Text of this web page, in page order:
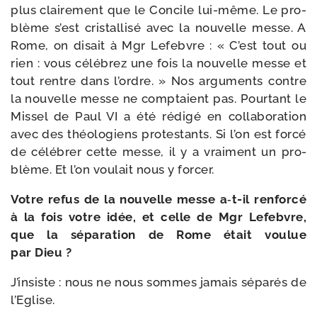
plus clai­re­ment que le Concile lui-​même. Le pro­
blème s’est cris­tal­li­sé avec la nou­velle messe. A
Rome, on disait à Mgr Lefebvre : « C’est tout ou
rien : vous célé­brez une fois la nou­velle messe et
tout rentre dans l’ordre. » Nos argu­ments contre
la nou­velle messe ne comp­taient pas. Pourtant le
Missel de Paul VI a été rédi­gé en col­la­bo­ra­tion
avec des théo­lo­giens pro­tes­tants. Si l’on est for­cé
de célé­brer cette messe, il y a vrai­ment un pro­
blème. Et l’on vou­lait nous y forcer.
Votre refus de la nou­velle messe a‑t-​il ren­for­cé
à la fois votre idée, et celle de Mgr Lefebvre,
que la sépa­ra­tion de Rome était vou­lue
par Dieu ?
J’insiste : nous ne nous sommes jamais sépa­rés de
l’Eglise.